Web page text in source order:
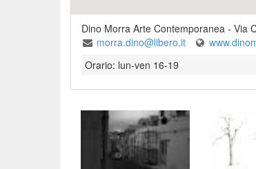
Dino Morra Arte Contemporanea - Via
morra.dino@libero.it
Orario: lun-ven 16-19